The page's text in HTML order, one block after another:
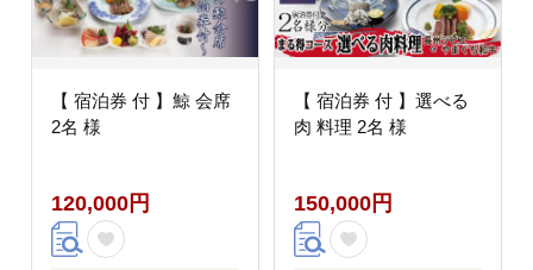
【 宿泊券 付 】鯨 会席
2名 様
120,000円
【 宿泊券 付 】選べる
肉 料理 2名 様
150,000円